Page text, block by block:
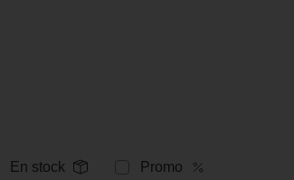
En stock Promo